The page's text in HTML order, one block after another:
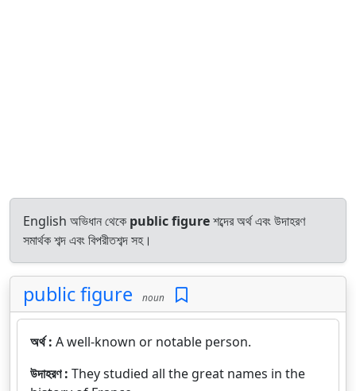
English অভিধান থেকে public figureশব্দের অর্থ এবং উদাহরণ
সমার্থক শব্দ এবং বিপরীতশব্দ সহ।
public figure noun
অর্থ : A well-known or notable person.
উদাহরণ : They studied all the great names in the